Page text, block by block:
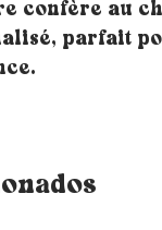
confère au
parfait